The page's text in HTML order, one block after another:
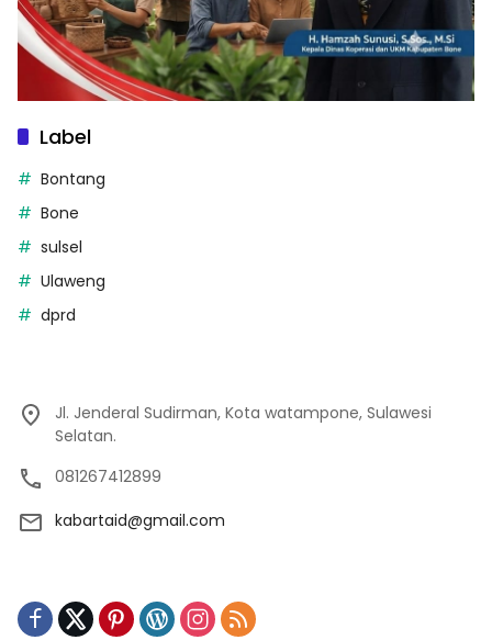
Label
Bontang
Bone
sulsel
Ulaweng
dprd
Jl. Jenderal Sudirman, Kota watampone, Sulawesi
Selatan.
081267412899
kabartaid@gmail.com